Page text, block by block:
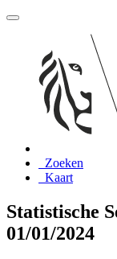
Zoeken
Kaart
Statistische
01/01/2024